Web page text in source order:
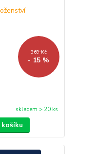
369 Kč
- 15 %
skladem > 20 ks